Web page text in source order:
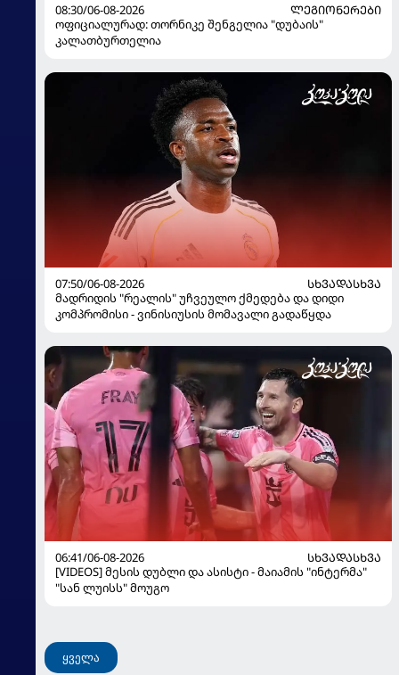
08:30/06-08-2026
ᲚᲔᲒᲘᲝᲜᲔᲠᲔᲑᲘ
ოფიციალურად: თორნიკე შენგელია "დუბაის"
კალათბურთელია
07:50/06-08-2026
ᲡᲮᲕᲐᲓᲐᲡᲮᲕᲐ
მადრიდის "რეალის" უჩვეულო ქმედება და დიდი
კომპრომისი - ვინისიუსის მომავალი გადაწყდა
06:41/06-08-2026
ᲡᲮᲕᲐᲓᲐᲡᲮᲕᲐ
[VIDEOS] მესის დუბლი და ასისტი - მაიამის "ინტერმა"
"სან ლუისს" მოუგო
ყველა